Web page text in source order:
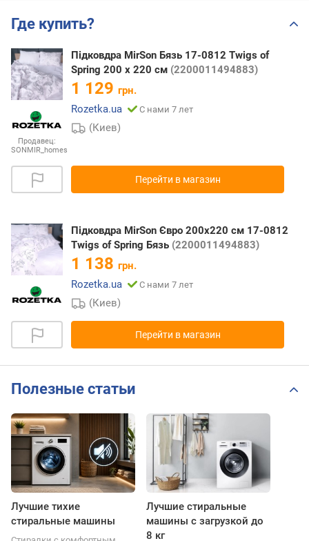
Где купить?
Продавец:
SONMIR_homes
Підковдра MirSon Бязь 17-0812 Twigs of
Spring 200 x 220 см (2200011494883)
1 129 грн.
Rozetka.ua
С нами 7 лет
(Киев)
Перейти в магазин
Підковдра MirSon Євро 200х220 см 17-0812
Twigs of Spring Бязь (2200011494883)
1 138 грн.
Rozetka.ua
С нами 7 лет
(Киев)
Перейти в магазин
Полезные статьи
Лучшие тихие
стиральные машины
Лучшие стиральные
машины с загрузкой до
8 кг